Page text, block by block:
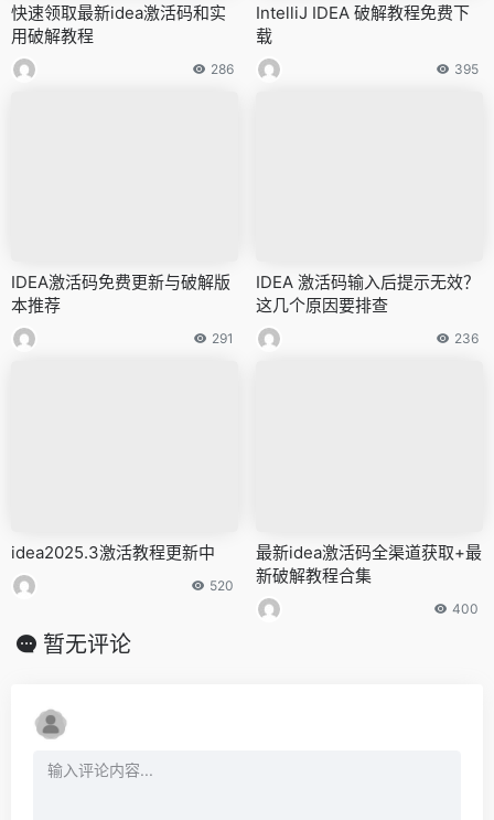
快速领取最新idea激活码和实
用破解教程
286
IntelliJ IDEA 破解教程免费下
载
395
IDEA激活码免费更新与破解版
本推荐
291
IDEA 激活码输入后提示无效？
这几个原因要排查
236
idea2025.3激活教程更新中
520
最新idea激活码全渠道获取+最
新破解教程合集
400
暂无评论